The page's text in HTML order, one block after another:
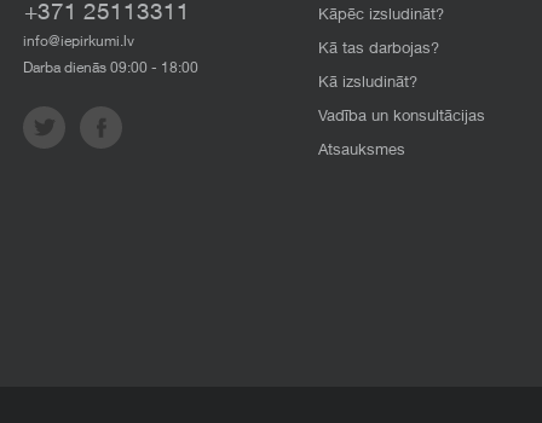
+371 25113311
info@iepirkumi.lv
Darba dienās 09:00 - 18:00
Kāpēc izsludināt?
Kā tas darbojas?
Kā izsludināt?
Vadība un konsultācijas
Atsauksmes